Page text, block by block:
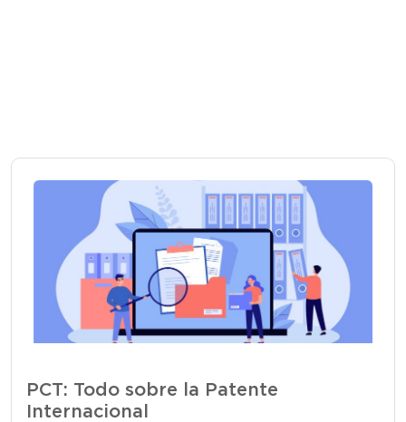
PCT: Todo sobre la Patente
Internacional